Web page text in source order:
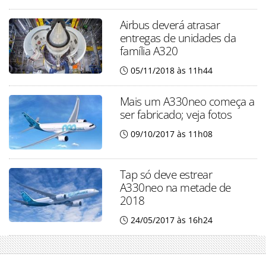
Airbus deverá atrasar
entregas de unidades da
família A320
05/11/2018 às 11h44
Mais um A330neo começa a
ser fabricado; veja fotos
09/10/2017 às 11h08
Tap só deve estrear
A330neo na metade de
2018
24/05/2017 às 16h24